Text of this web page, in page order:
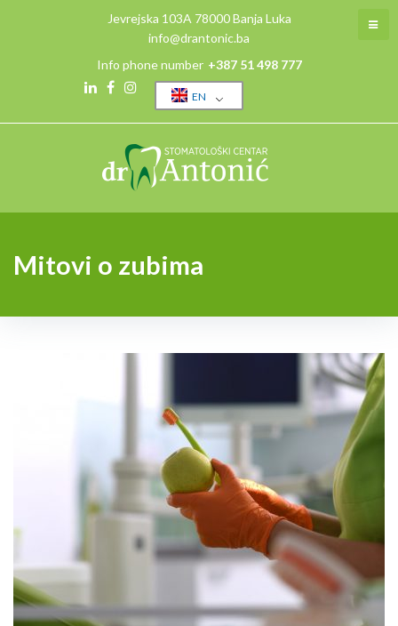
Jevrejska 103A 78000 Banja Luka
info@drantonic.ba
Info phone number +387 51 498 777
Facebook
Instagram
EN
Mitovi o zubima